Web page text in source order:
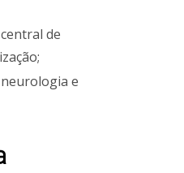
de
e